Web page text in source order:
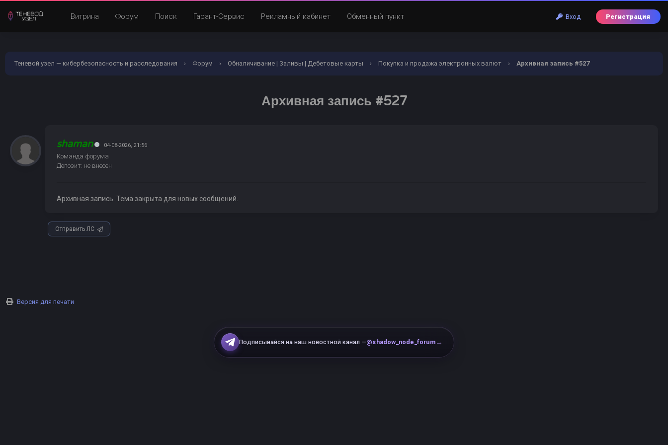
Вход Регистрация
Витрина Форум Поиск Гарант-Сервис Рекламный кабинет Обменный пункт
Теневой узел — кибербезопасность и расследования › Форум › Обналичивание | Заливы | Дебетовые карты › Покупка и продажа электронных валют › Архивная запись #527
Архивная запись #527
shaman 04-08-2026, 21:56
Команда форума
Депозит: не внесен
Архивная запись. Тема закрыта для новых сообщений.
Отправить ЛС
Версия для печати
Подписывайся на наш новостной канал —@shadow_node_forum→